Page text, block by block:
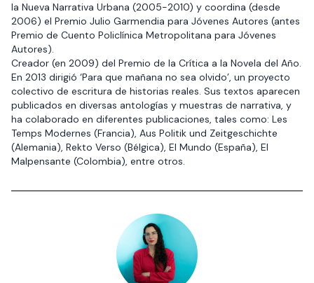
la Nueva Narrativa Urbana (2005-2010) y coordina (desde
2006) el Premio Julio Garmendia para Jóvenes Autores (antes
Premio de Cuento Policlínica Metropolitana para Jóvenes
Autores).
Creador (en 2009) del Premio de la Crítica a la Novela del Año.
En 2013 dirigió ‘Para que mañana no sea olvido’, un proyecto
colectivo de escritura de historias reales. Sus textos aparecen
publicados en diversas antologías y muestras de narrativa, y
ha colaborado en diferentes publicaciones, tales como: Les
Temps Modernes (Francia), Aus Politik und Zeitgeschichte
(Alemania), Rekto Verso (Bélgica), El Mundo (España), El
Malpensante (Colombia), entre otros.